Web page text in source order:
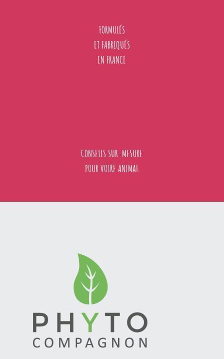
FORMULÉS
ET FABRIQUÉS
EN FRANCE
CONSEILS SUR-MESURE
POUR VOTRE ANIMAL